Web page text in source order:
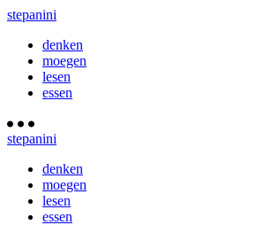
stepanini
denken
moegen
lesen
essen
stepanini
denken
moegen
lesen
essen